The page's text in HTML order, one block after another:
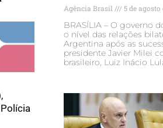
Agência Brasil 5 de agosto
BRASÍLIA – O governo
o nível das relações
Argentina após as
presidente Javier Milei
brasileiro, Luiz Inácio